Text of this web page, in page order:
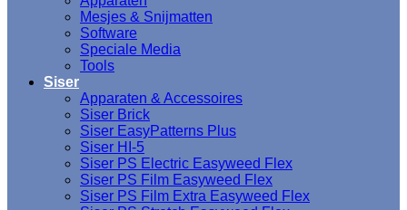
Mesjes & Snijmatten
Software
Speciale Media
Tools
Siser
Apparaten & Accessoires
Siser Brick
Siser EasyPatterns Plus
Siser HI-5
Siser PS Electric Easyweed Flex
Siser PS Film Easyweed Flex
Siser PS Film Extra Easyweed Flex